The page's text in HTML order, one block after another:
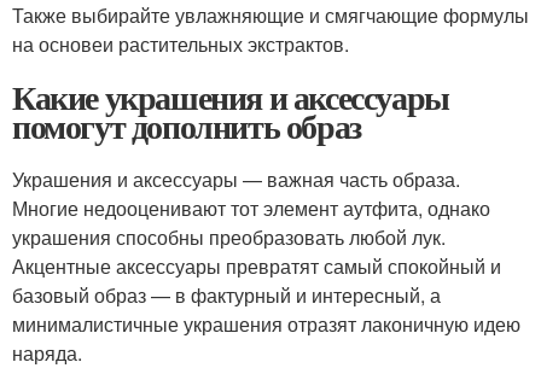
Также выбирайте увлажняющие и смягчающие формулы
на основеи растительных экстрактов.
Какие украшения и аксессуары
помогут дополнить образ
Украшения и аксессуары — важная часть образа.
Многие недооценивают тот элемент аутфита, однако
украшения способны преобразовать любой лук.
Акцентные аксессуары превратят самый спокойный и
базовый образ — в фактурный и интересный, а
минималистичные украшения отразят лаконичную идею
наряда.